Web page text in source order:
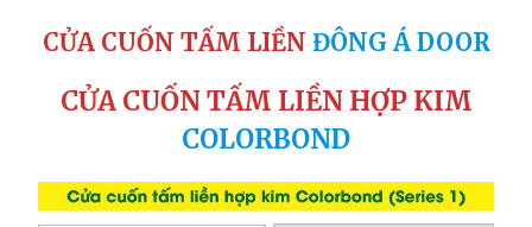
CỬA CUỐN TẤM LIỀN ĐÔNG Á DOOR
CỬA CUỐN TẤM LIỀN HỢP KIM
COLORBOND